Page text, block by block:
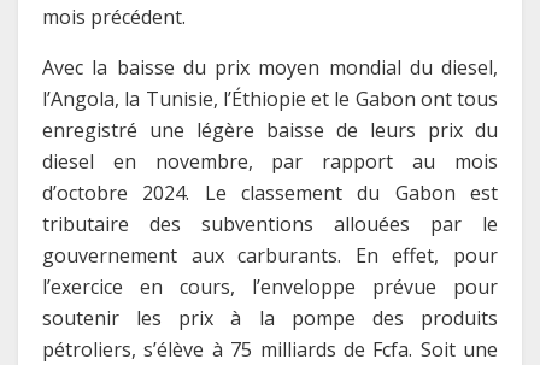
mois précédent.
Avec la baisse du prix moyen mondial du diesel,
l’Angola, la Tunisie, l’Éthiopie et le Gabon ont tous
enregistré une légère baisse de leurs prix du
diesel en novembre, par rapport au mois
d’octobre 2024. Le classement du Gabon est
tributaire des subventions allouées par le
gouvernement aux carburants. En effet, pour
l’exercice en cours, l’enveloppe prévue pour
soutenir les prix à la pompe des produits
pétroliers, s’élève à 75 milliards de Fcfa. Soit une